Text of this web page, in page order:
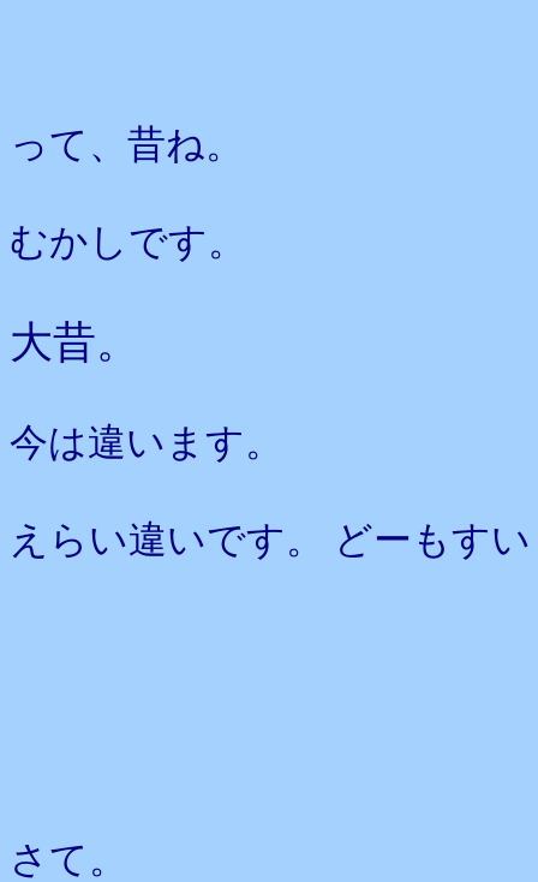
って、昔ね。
むかしです。
大昔。
今は違います。
えらい違いです。 どーもす
さて。